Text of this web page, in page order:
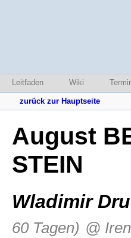
Leitfaden Wiki
zurück zur Hauptseite
August
STEIN
Wladimir
60 Tagen) @